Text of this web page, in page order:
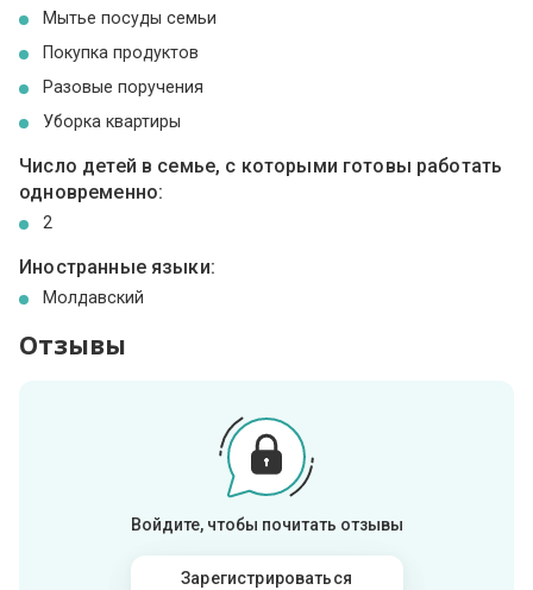
Мытье посуды семьи
Покупка продуктов
Разовые поручения
Уборка квартиры
Число детей в семье, с которыми готовы работать
одновременно:
2
Иностранные языки:
Молдавский
Отзывы
Войдите, чтобы почитать отзывы
Зарегистрироваться